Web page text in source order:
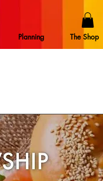
Planning The Shop